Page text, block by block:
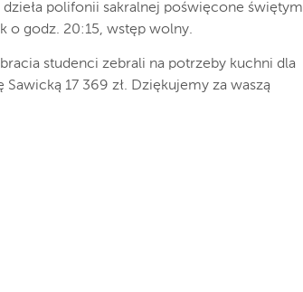
polifonii sakralnej poświęcone świętym
o godz. 20:15, wstęp wolny.
studenci zebrali na potrzeby kuchni dla
17 369 zł. Dziękujemy za waszą